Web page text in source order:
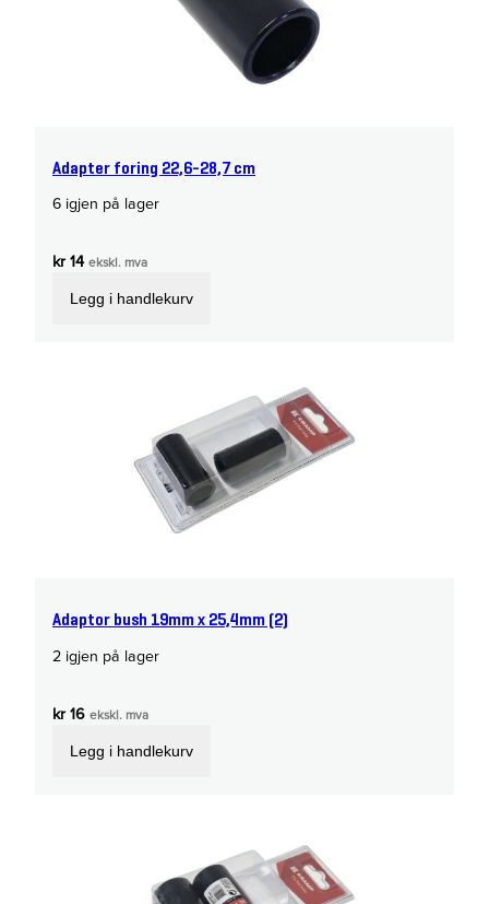
Adapter foring 22,6-28,7 cm
6 igjen på lager
kr14 ekskl. mva
Legg i handlekurv
Adaptor bush 19mm x 25,4mm (2)
2 igjen på lager
kr16 ekskl. mva
Legg i handlekurv